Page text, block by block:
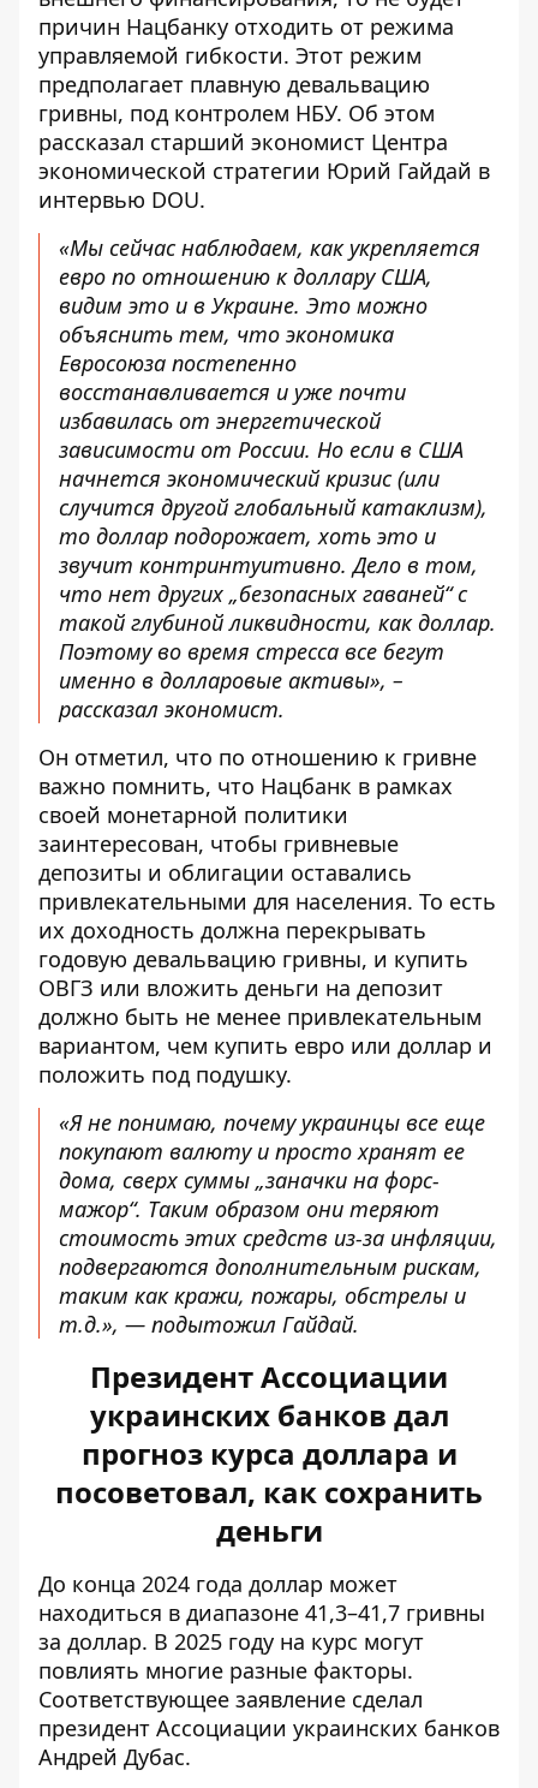
причин Нацбанку отходить от режима
управляемой гибкости. Этот режим
предполагает плавную девальвацию
гривны, под контролем НБУ. Об этом
рассказал старший экономист Центра
экономической стратегии Юрий Гайдай в
интервью DOU.
«Мы сейчас наблюдаем, как укрепляется
евро по отношению к доллару США,
видим это и в Украине. Это можно
объяснить тем, что экономика
Евросоюза постепенно
восстанавливается и уже почти
избавилась от энергетической
зависимости от России. Но если в США
начнется экономический кризис(или
случится другой глобальный катаклизм),
то доллар подорожает, хоть это и
звучит контринтуитивно. Дело в том,
что нет других „безопасных гаваней“ с
такой глубиной ликвидности, как доллар.
Поэтому во время стресса все бегут
именно в долларовые активы», –
рассказал экономист.
Он отметил, что по отношению к гривне
важно помнить, что Нацбанк в рамках
своей монетарной политики
заинтересован, чтобы гривневые
депозиты и облигации оставались
привлекательными для населения. То есть
их доходность должна перекрывать
годовую девальвацию гривны, и купить
ОВГЗ или вложить деньги на депозит
должно быть не менее привлекательным
вариантом, чем купить евро или доллар и
положить под подушку.
«Я не понимаю, почему украинцы все еще
покупают валюту и просто хранят ее
дома, сверх суммы „заначки на форс-
мажор“. Таким образом они теряют
стоимость этих средств из-за инфляции,
подвергаются дополнительным рискам,
таким как кражи, пожары, обстрелы и
т.д.», — подытожил Гайдай.
Президент Ассоциации
украинских банков дал
прогноз курса доллара и
посоветовал, как сохранить
деньги
До конца 2024 года доллар может
находиться в диапазоне 41,3–41,7 гривны
за доллар. В 2025 году на курс могут
повлиять многие разные факторы.
Соответствующее заявление сделал
президент Ассоциации украинских банков
Андрей Дубас.